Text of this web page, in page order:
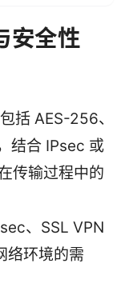
安全性
括 AES-256、
结合 IPsec 或
传输过程中的
、SSL VPN
络环境的需